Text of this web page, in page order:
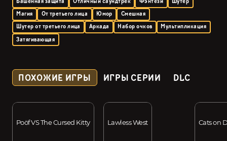
Магия
От третьего лица Юмор
Смешная
Шутер от третьего лица
Аркада Набор очков
Мультипликация
Затягивающая
ПОХОЖИЕ ИГРЫ ИГРЫ СЕРИИ DLC
Poöf VS The Cursed Kitty Lawless West Cats on